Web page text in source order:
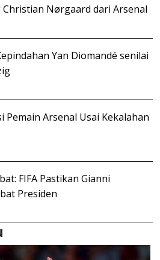
Christian Nørgaard dari Arsenal
Yan Diomandé senilai
Pemain Arsenal Usai Kekalahan
FIFA Pastikan Gianni
Presiden